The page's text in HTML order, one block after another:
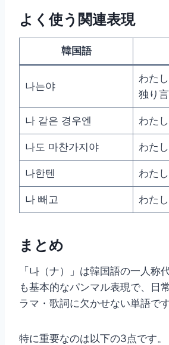
よく使う関連表現
韓国語
나는야
わた
独り
나 같은 경우엔 わた
나도 마찬가지야 わた
나한텐 わた
나 빼고 わた
まとめ
「나（ナ）」は韓国語の一人称
も基本的なパンマル表現で、日
ラマ・歌詞に欠かせない単語です
特に重要なのは以下の3点です。